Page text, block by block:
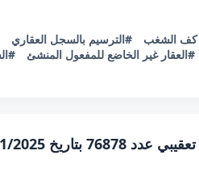
#كف الشغب #الترسيم بالسجل العقاري
#العقار غير الخاضع للمفعول المنشئ